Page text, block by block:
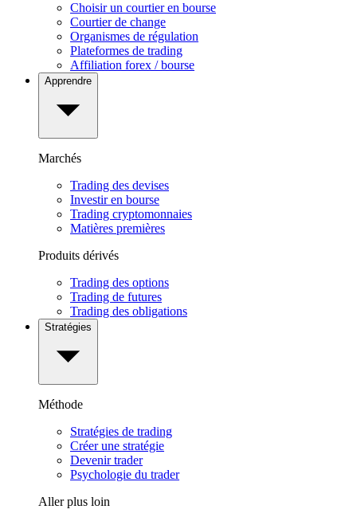
Choisir un courtier en bourse
Courtier de change
Organismes de régulation
Plateformes de trading
Affiliation forex / bourse
Apprendre
Marchés
Trading des devises
Investir en bourse
Trading cryptomonnaies
Matières premières
Produits dérivés
Trading des options
Trading de futures
Trading des obligations
Stratégies
Méthode
Stratégies de trading
Créer une stratégie
Devenir trader
Psychologie du trader
Aller plus loin